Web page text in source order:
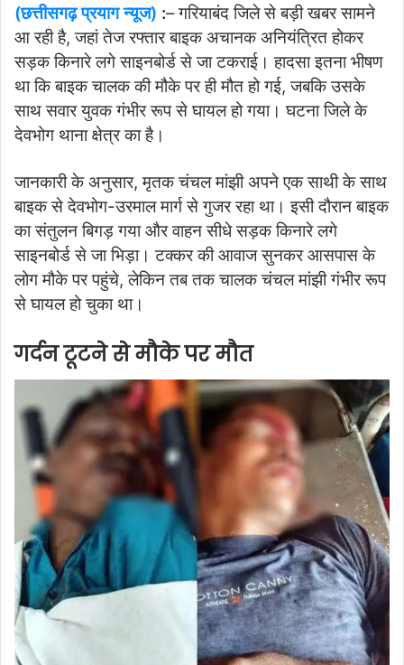
(छत्तीसगढ़ प्रयाग न्यूज) :– गरियाबंद जिले से बड़ी खबर सामने
आ रही है, जहां तेज रफ्तार बाइक अचानक अनियंत्रित होकर
सड़क किनारे लगे साइनबोर्ड से जा टकराई। हादसा इतना भीषण
था कि बाइक चालक की मौके पर ही मौत हो गई, जबकि उसके
साथ सवार युवक गंभीर रूप से घायल हो गया। घटना जिले के
देवभोग थाना क्षेत्र का है।
जानकारी के अनुसार, मृतक चंचल मांझी अपने एक साथी के साथ
बाइक से देवभोग-उरमाल मार्ग से गुजर रहा था। इसी दौरान बाइक
का संतुलन बिगड़ गया और वाहन सीधे सड़क किनारे लगे
साइनबोर्ड से जा भिड़ा। टक्कर की आवाज सुनकर आसपास के
लोग मौके पर पहुंचे, लेकिन तब तक चालक चंचल मांझी गंभीर रूप
से घायल हो चुका था।
गर्दन टूटने से मौके पर मौत